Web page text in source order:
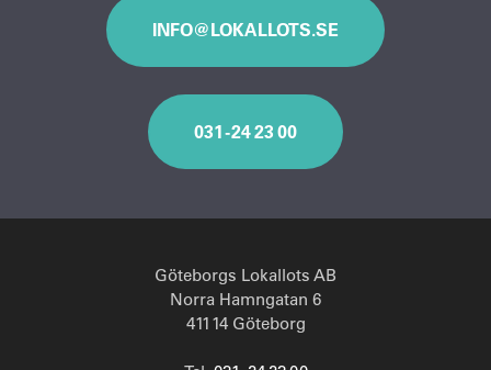
INFO@LOKALLOTS.SE
031 - 24 23 00
Göteborgs Lokallots AB
Norra Hamngatan 6
411 14 Göteborg